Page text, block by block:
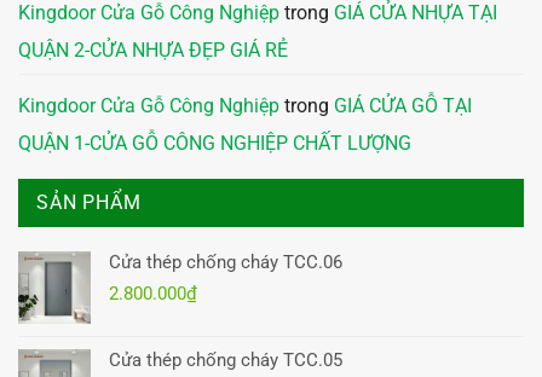
Kingdoor Cửa Gỗ Công Nghiệp trong GIÁ CỬA NHỰA TẠI
QUẬN 2-CỬA NHỰA ĐẸP GIÁ RẺ
Kingdoor Cửa Gỗ Công Nghiệp trong GIÁ CỬA GỖ TẠI
QUẬN 1-CỬA GỖ CÔNG NGHIỆP CHẤT LƯỢNG
SẢN PHẨM
Cửa thép chống cháy TCC.06
2.800.000₫
Cửa thép chống cháy TCC.05